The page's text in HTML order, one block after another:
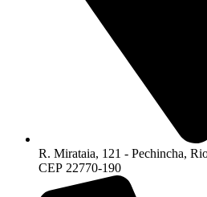
R. Mirataia, 121 - Pechincha,
CEP 22770-190